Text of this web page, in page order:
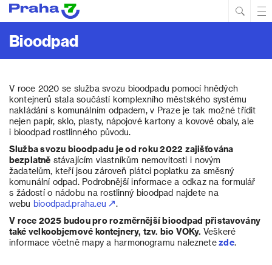
Bioodpad
V roce 2020 se služba svozu bioodpadu pomocí hnědých
kontejnerů stala součástí komplexního městského systému
nakládání s komunálním odpadem, v Praze je tak možné třídit
nejen papír, sklo, plasty, nápojové kartony a kovové obaly, ale
i bioodpad rostlinného původu.
Služba svozu bioodpadu je od roku 2022 zajišťována
bezplatně stávajícím vlastníkům nemovitosti i novým
žadatelům, kteří jsou zároveň plátci poplatku za směsný
komunální odpad. Podrobnější informace a odkaz na formulář
s žádostí o nádobu na rostlinný bioodpad najdete na
webu bioodpad.praha.eu
.
V roce 2025 budou pro rozměrnější bioodpad přistavovány
také velkoobjemové kontejnery, tzv. bio VOKy.Veškeré
informace včetně mapy a harmonogramu naleznetezde.